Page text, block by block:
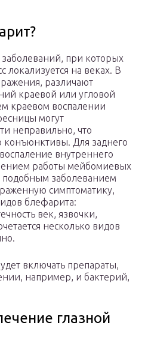
при которых
локализуется на веках. В
различают
краевой или угловой
краевом воспалении
могут
неправильно, что
конъюнктивы. Для заднего
внутреннего
работы мейбомиевых
заболеванием
симптоматику,
блефарита:
век, язвочки,
несколько видов
включать препараты,
например, и бактерий,
глазной